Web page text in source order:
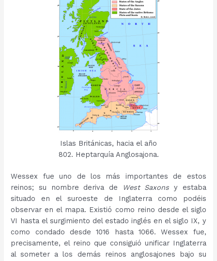
Islas Británicas, hacia el año
802. Heptarquía Anglosajona.
Wessex fue uno de los más importantes de estos
reinos; su nombre deriva de
West Saxons y estaba
situado en el suroeste de Inglaterra como podéis
observar en el mapa. Existió como reino desde el siglo
VI hasta el surgimiento del estado inglés en el siglo IX, y
como condado desde 1016 hasta 1066. Wessex fue,
precisamente, el reino que consiguió unificar Inglaterra
al someter a los demás reinos anglosajones bajo su